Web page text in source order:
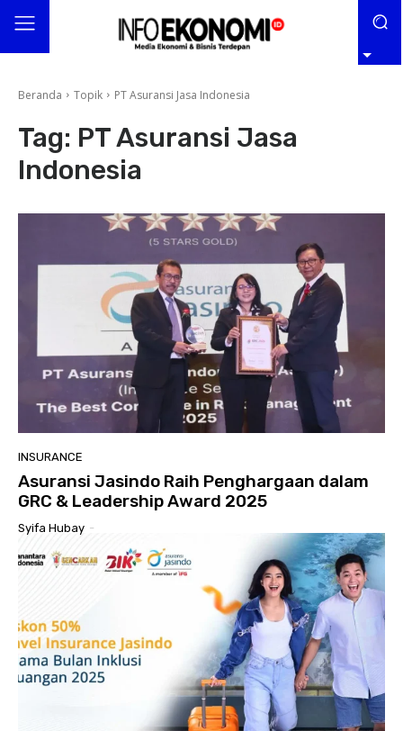
Beranda Topik PT Asuransi Jasa Indonesia
Tag: PT Asuransi Jasa
Indonesia
INSURANCE
Asuransi Jasindo Raih Penghargaan dalam
GRC & Leadership Award 2025
Syifa Hubay -